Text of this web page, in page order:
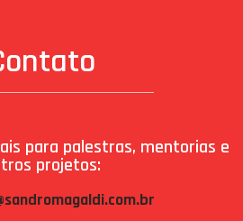
para palestras, mentorias e
projetos: